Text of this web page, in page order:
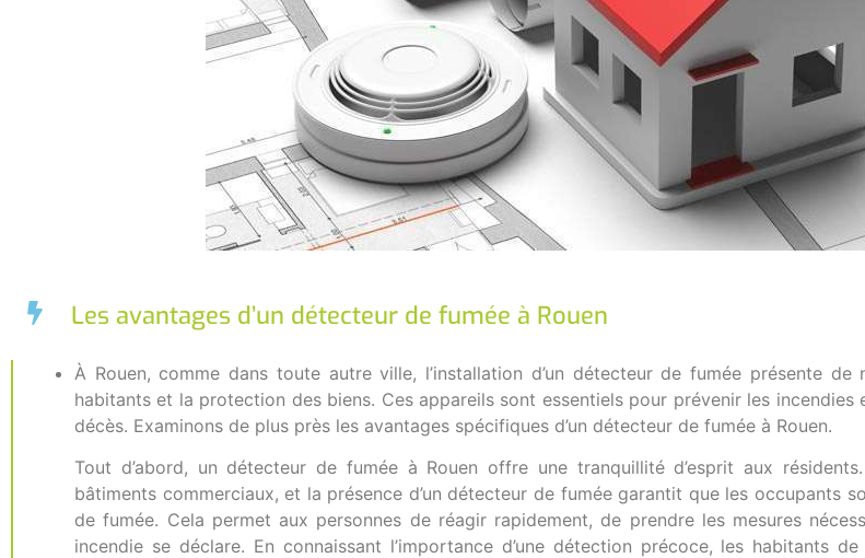
Les avantages d’un détecteur de fumée à Rouen
À Rouen, comme dans toute autre ville, l’installation d’un détecteur de fumée présente
habitants et la protection des biens. Ces appareils sont essentiels pour prévenir les incendies
décès. Examinons de plus près les avantages spécifiques d’un détecteur de fumée à Rouen.
Tout d’abord, un détecteur de fumée à Rouen offre une tranquillité d’esprit aux
bâtiments commerciaux, et la présence d’un détecteur de fumée garantit que les occupants
de fumée. Cela permet aux personnes de réagir rapidement, de prendre les mesures
incendie se déclare. En connaissant l’importance d’une détection précoce, les habitants